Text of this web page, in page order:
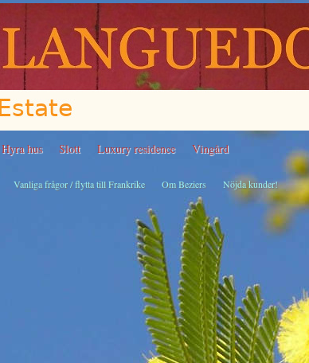
Hyra hus Slott Luxury residence Vingård
Vanliga frågor / flytta till Frankrike Om Beziers Nöjda kunder!